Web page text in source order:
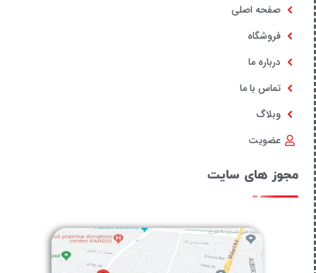
صفحه اصلی
فروشگاه
درباره ما
تماس با ما
وبلاگ
عضویت
مجوز های سایت